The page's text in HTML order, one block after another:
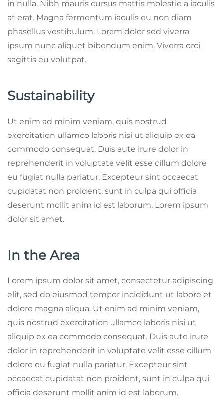
in nulla. Nibh mauris cursus mattis molestie a iaculis
at erat. Magna fermentum iaculis eu non diam
phasellus vestibulum. Lorem dolor sed viverra
ipsum nunc aliquet bibendum enim. Viverra orci
sagittis eu volutpat.
Sustainability
Ut enim ad minim veniam, quis nostrud
exercitation ullamco laboris nisi ut aliquip ex ea
commodo consequat. Duis aute irure dolor in
reprehenderit in voluptate velit esse cillum dolore
eu fugiat nulla pariatur. Excepteur sint occaecat
cupidatat non proident, sunt in culpa qui officia
deserunt mollit anim id est laborum. Lorem ipsum
dolor sit amet.
In the Area
Lorem ipsum dolor sit amet, consectetur adipiscing
elit, sed do eiusmod tempor incididunt ut labore et
dolore magna aliqua. Ut enim ad minim veniam,
quis nostrud exercitation ullamco laboris nisi ut
aliquip ex ea commodo consequat. Duis aute irure
dolor in reprehenderit in voluptate velit esse cillum
dolore eu fugiat nulla pariatur. Excepteur sint
occaecat cupidatat non proident, sunt in culpa qui
officia deserunt mollit anim id est laborum.